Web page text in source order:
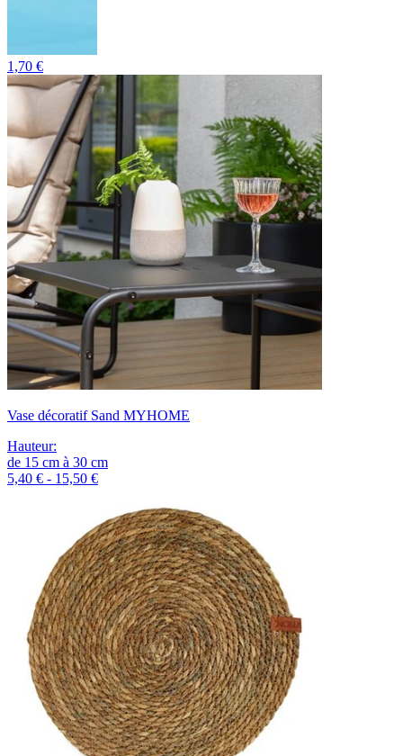
1,70 €
Vase décoratif Sand MYHOME
Hauteur:
de 15 cm à 30 cm
5,40 € - 15,50 €